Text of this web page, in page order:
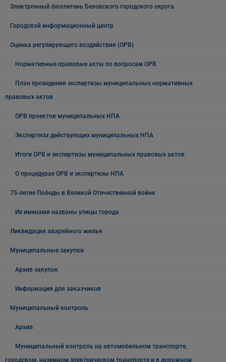
Электронный бюллетень Беловского городского округа
Городской информационный центр
Оценка регулирующего воздействия (ОРВ)
Нормативные правовые акты по вопросам ОРВ
План проведения экспертизы муниципальных нормативных
правовых актов
ОРВ проектов муниципальных НПА
Экспертиза действующих муниципальных НПА
Итоги ОРВ и экспертизы муниципальных правовых актов
О процедурах ОРВ и экспертизы НПА
75-летие Победы в Великой Отечественной войне
Их именами названы улицы города
Ликвидация аварийного жилья
Муниципальные закупки
Архив закупок
Информация для заказчиков
Муниципальный контроль
Архив
Муниципальный контроль на автомобильном транспорте,
городском, наземном электрическом транспорте и в дорожном